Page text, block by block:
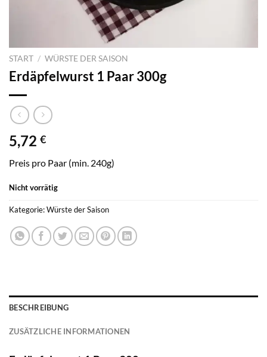
START / WÜRSTE DER SAISON
Erdäpfelwurst 1 Paar 300g
5,72 €
Preis pro Paar (min. 240g)
Nicht vorrätig
Kategorie:Würste der Saison
BESCHREIBUNG
ZUSÄTZLICHE INFORMATIONEN